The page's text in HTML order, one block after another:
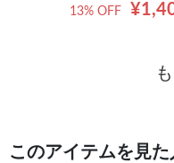
13% OFF
このアイテムを見